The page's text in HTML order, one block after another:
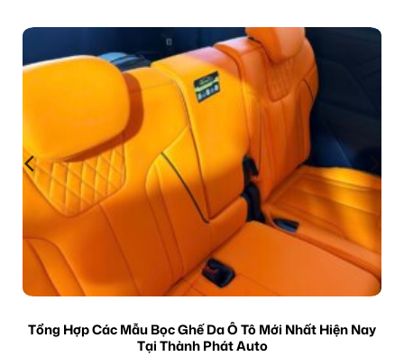
Tổng Hợp Các Mẫu Bọc Ghế Da Ô Tô Mới Nhất Hiện Nay
Tại Thành Phát Auto